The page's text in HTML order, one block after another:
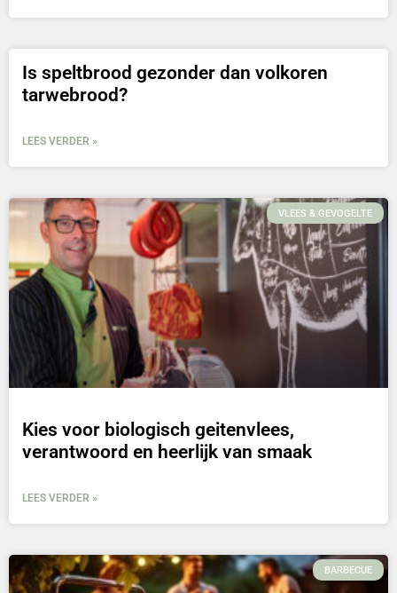
Is speltbrood gezonder dan volkoren
tarwebrood?
LEES VERDER »
VLEES & GEVOGELTE
Kies voor biologisch geitenvlees,
verantwoord en heerlijk van smaak
LEES VERDER »
BARBECUE